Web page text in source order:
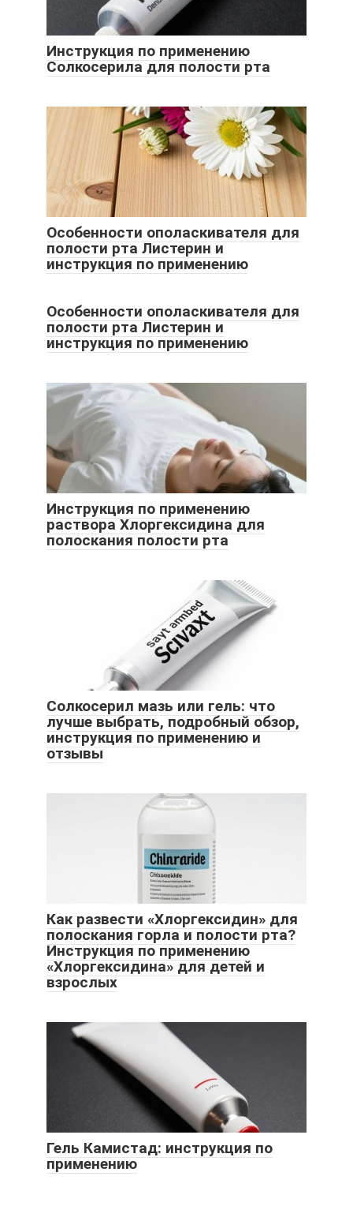
Инструкция по применению
Солкосерила для полости рта
Особенности ополаскивателя для
полости рта Листерин и
инструкция по применению
Особенности ополаскивателя для
полости рта Листерин и
инструкция по применению
Инструкция по применению
раствора Хлоргексидина для
полоскания полости рта
Солкосерил мазь или гель: что
лучше выбрать, подробный обзор,
инструкция по применению и
отзывы
Как развести «Хлоргексидин» для
полоскания горла и полости рта?
Инструкция по применению
«Хлоргексидина» для детей и
взрослых
Гель Камистад: инструкция по
применению